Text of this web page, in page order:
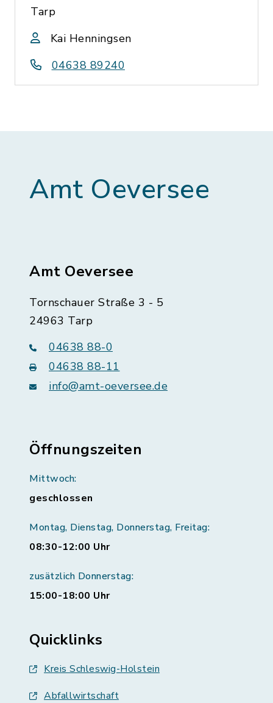
Tarp
Kai Henningsen
04638 89240
Amt Oeversee
Amt Oeversee
Tornschauer Straße 3 - 5
24963 Tarp
04638 88-0
04638 88-11
info@amt-oeversee.de
Öffnungszeiten
Mittwoch:
geschlossen
Montag, Dienstag, Donnerstag, Freitag:
08:30-12:00 Uhr
zusätzlich Donnerstag:
15:00-18:00 Uhr
Quicklinks
Kreis Schleswig-Holstein
Abfallwirtschaft